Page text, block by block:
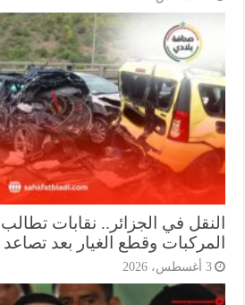
في الجزائر.. نقابات تطالب بفتح
وقطع الغيار بعد تصاعد